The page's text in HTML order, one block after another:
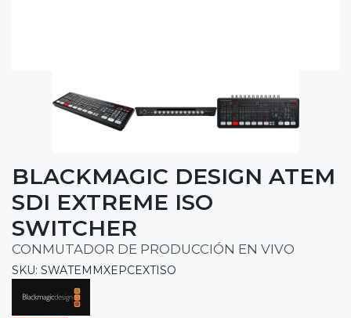
BLACKMAGIC DESIGN ATEM
SDI EXTREME ISO
SWITCHER
CONMUTADOR DE PRODUCCIÓN EN VIVO
SKU: SWATEMMXEPCEXTISO